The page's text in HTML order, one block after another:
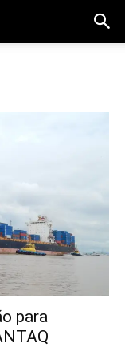
para